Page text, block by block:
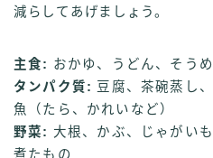
減らしてあげましょう。
主食: おかゆ、うどん、そう
タンパク質: 豆腐、茶碗蒸し
魚（たら、かれいなど）
野菜: 大根、かぶ、じゃがい
煮たもの